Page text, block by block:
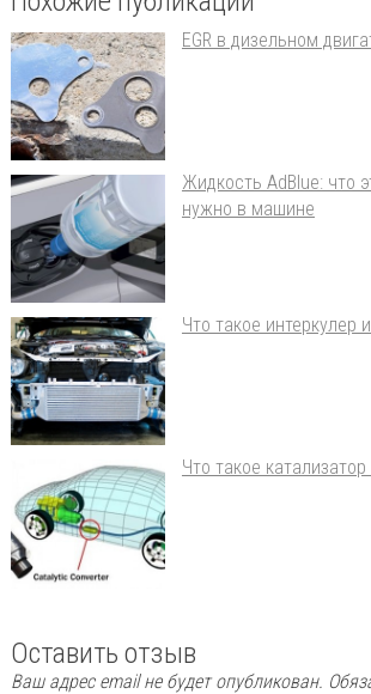
EGR в дизельном
Жидкость AdBlue: что
нужно в машине
Что такое интеркулер
Что такое
Оставить отзыв
Ваш адрес email не будет опубликован.